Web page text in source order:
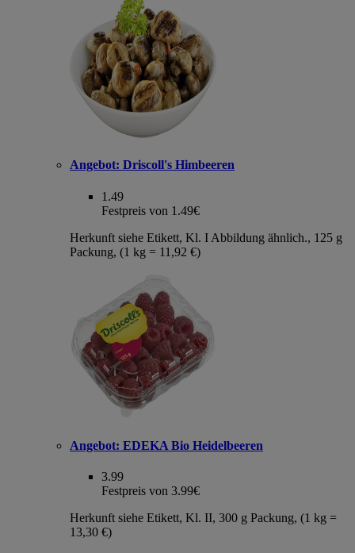
Angebot: Driscoll's Himbeeren
1.49
Festpreis von 1.49€
Herkunft siehe Etikett, Kl. I Abbildung ähnlich., 125 g
Packung, (1 kg = 11,92 €)
Angebot: EDEKA Bio Heidelbeeren
3.99
Festpreis von 3.99€
Herkunft siehe Etikett, Kl. II, 300 g Packung, (1 kg =
13,30 €)